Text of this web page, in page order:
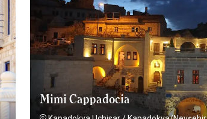
Mimi Cappadocia